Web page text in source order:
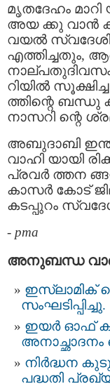
മൃതദേഹം മാറി
അയ ക്കു വാൻ
വയൽ സ്വദേശി
എത്തിച്ചതും,
റിയില്‍
ത്തിന്റെ ബന്ധു
നാസറി ന്റെ
അബുദാബി
വാഹി യായി
പ്രവര്‍ ത്തന
കാസര്‍ കോട്
കടപ്പുറം
- pma
അനുബന്ധ
ഇസ്‌ലാമിക്
സംഘടിപ്പിച്ചു.
ഇയർ ഓഫ്
നിർദ്ധന
പദ്ധതി